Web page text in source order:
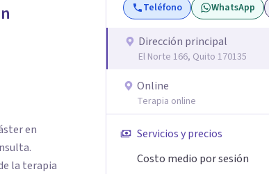
en
la terapia
Teléfono WhatsApp
Dirección principal
El Norte 166, Quito 170135
Online
Terapia online
Servicios y precios
Costo medio por sesión